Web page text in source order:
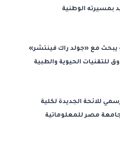
بمسيرته الوطنية
يبحث مع «جولد راك فينتشر»
للتقنيات الحيوية والطبية
للائحة الجديدة لكلية
مصر للمعلوماتية